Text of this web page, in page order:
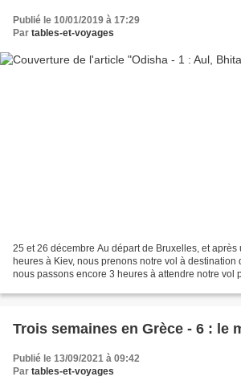
Publié le 10/01/2019 à 17:29
Par tables-et-voyages
25 et 26 décembre Au départ de Bruxelles, et
heures à Kiev, nous prenons notre vol à destination
nous passons encore 3 heures à attendre notre vol
Trois semaines en Grèce - 6 : le
Publié le 13/09/2021 à 09:42
Par tables-et-voyages